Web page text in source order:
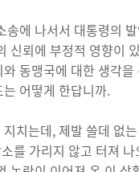
에 나서서 대통령의
신뢰에 부정적 영향이
동맹국에 대한 생각
어떻게 한답니까.
치는데, 제발 쓸데 없
를 가리지 않고 터져